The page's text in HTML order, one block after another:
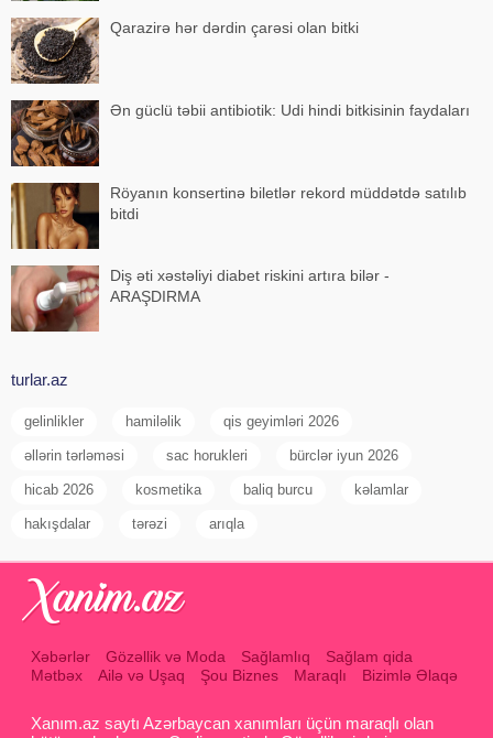
Qarazirə hər dərdin çarəsi olan bitki
Ən güclü təbii antibiotik: Udi hindi bitkisinin faydaları
Röyanın konsertinə biletlər rekord müddətdə satılıb
bitdi
Diş əti xəstəliyi diabet riskini artıra bilər -
ARAŞDIRMA
turlar.az
gelinlikler hamiləlik qis geyimləri 2026
əllərin tərləməsi sac horukleri bürclər iyun 2026
hicab 2026 kosmetika baliq burcu kəlamlar
hakışdalar tərəzi arıqla
Xəbərlər Gözəllik və Moda Sağlamlıq
Sağlam qida
Mətbəx
Ailə və Uşaq Şou Biznes Maraqlı Bizimlə Əlaqə
Xanım.az saytı Azərbaycan xanımları üçün maraqlı olan